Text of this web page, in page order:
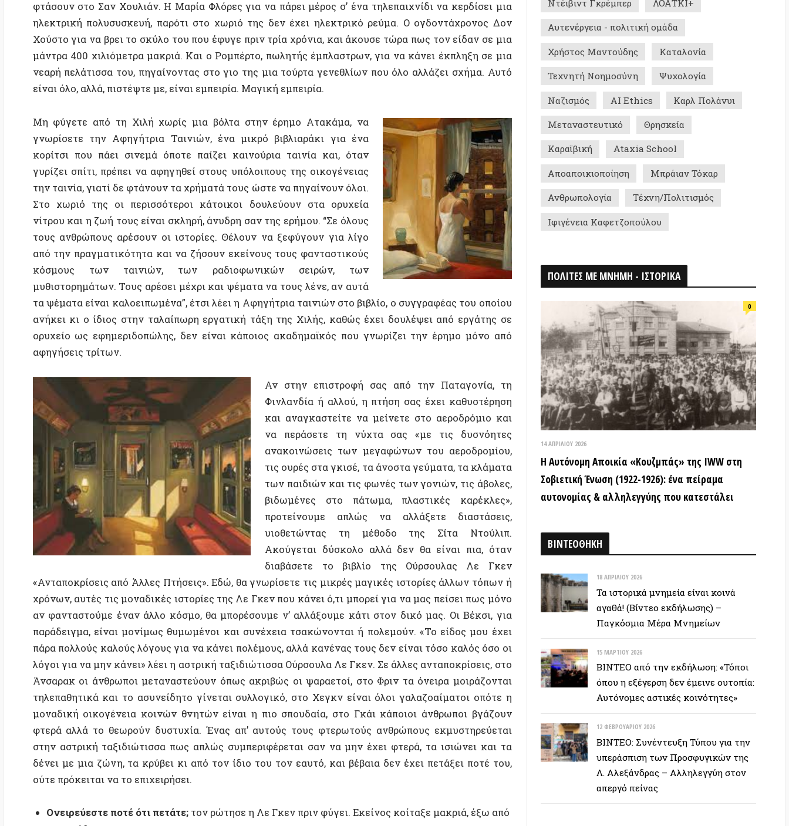
γνωρίσετε την Αφηγήτρια Ταινιών, ένα μικρό βιβλιαράκι για ένα
κορίτσι που πάει σινεμά όποτε παίζει καινούρια ταινία και, όταν
γυρίζει σπίτι, πρέπει να αφηγηθεί στους υπόλοιπους της οικογένειας
την ταινία, γιατί δε φτάνουν τα χρήματά τους ώστε να πηγαίνουν όλοι.
Στο χωριό της οι περισσότεροι κάτοικοι δουλεύουν στα ορυχεία
νίτρου και η ζωή τους είναι σκληρή, άνυδρη σαν της ερήμου. “Σε όλους
τους ανθρώπους αρέσουν οι ιστορίες. Θέλουν να ξεφύγουν για λίγο
κόσμους των ταινιών, των ραδιοφωνικών σειρών, των
μυθιστορημάτων. Τους αρέσει μέχρι και ψέματα να τους λένε, αν αυτά
τα ψέματα είναι καλοειπωμένα”, έτσι λέει η Αφηγήτρια ταινιών στο βιβλίο, ο συγγραφέας του οποίου
ανήκει κι ο ίδιος στην ταλαίπωρη εργατική τάξη της Χιλής, καθώς έχει δουλέψει από εργάτης σε
ορυχείο ως εφημεριδοπώλης, δεν είναι κάποιος ακαδημαϊκός που γνωρίζει την έρημο μόνο από
αφηγήσεις τρίτων.
Αν στην επιστροφή σας από την Παταγονία, τη
Φινλανδία ή αλλού, η πτήση σας έχει καθυστέρηση
και αναγκαστείτε να μείνετε στο αεροδρόμιο και
να περάσετε τη νύχτα σας «με τις δυσνόητες
ανακοινώσεις των μεγαφώνων του αεροδρομίου,
τις ουρές στα γκισέ, τα άνοστα γεύματα, τα κλάματα
των παιδιών και τις φωνές των γονιών, τις άβολες,
βιδωμένες στο πάτωμα, πλαστικές καρέκλες»,
Ακούγεται δύσκολο αλλά δεν θα είναι πια, όταν
διαβάσετε το βιβλίο της Ούρσουλας Λε Γκεν
«Ανταποκρίσεις από Άλλες Πτήσεις». Εδώ, θα γνωρίσετε τις μικρές μαγικές ιστορίες άλλων τόπων ή
χρόνων, αυτές τις μοναδικές ιστορίες της Λε Γκεν που κάνει ό,τι μπορεί για να μας πείσει πως μόνο
αν φανταστούμε έναν άλλο κόσμο, θα μπορέσουμε ν’ αλλάξουμε κάτι στον δικό μας. Οι Βέκσι, για
παράδειγμα, είναι μονίμως θυμωμένοι και συνέχεια τσακώνονται ή πολεμούν. «Το είδος μου έχει
πάρα πολλούς καλούς λόγους για να κάνει πολέμους, αλλά κανένας τους δεν είναι τόσο καλός όσο οι
λόγοι για να μην κάνει» λέει η αστρική ταξιδιώτισσα Ούρσουλα Λε Γκεν. Σε άλλες ανταποκρίσεις, στο
Άνσαρακ οι άνθρωποι μεταναστεύουν όπως ακριβώς οι ψαραετοί, στο Φριν τα όνειρα μοιράζονται
τηλεπαθητικά και το ασυνείδητο γίνεται συλλογικό, στο Χεγκν είναι όλοι γαλαζοαίματοι οπότε η
μοναδική οικογένεια κοινών θνητών είναι η πιο σπουδαία, στο Γκάι κάποιοι άνθρωποι βγάζουν
φτερά αλλά το θεωρούν δυστυχία. Ένας απ’ αυτούς τους φτερωτούς ανθρώπους εκμυστηρεύεται
στην αστρική ταξιδιώτισσα πως απλώς συμπεριφέρεται σαν να μην έχει φτερά, τα ισιώνει και τα
δένει με μια ζώνη, τα κρύβει κι από τον ίδιο του τον εαυτό, και βέβαια δεν έχει πετάξει ποτέ του,
ούτε πρόκειται να το επιχειρήσει.
Ονειρεύεστε ποτέ ότι πετάτε;τον ρώτησε η Λε Γκεν πριν φύγει. Εκείνος κοίταξε μακριά, έξω από
το παράθυρο.
Όλοι δεν το ονειρευόμαστε;είπε.
Καλές γιορτές, Καλή χρονιά.
Αναφορές
Ταινίες Φώτα στο Σούρουπο (2006), Το λιμάνι της Χάβρης
(2011), Πεσμένα φυλλα (2023) του Άκι Καουρσιμάκι
Βιβλίο «Αφηγήτρια ταινιών» τουΕρνάν Ριβέρα Λετελιέρ,
Αποαποικιοποίηση Μπράιαν Τόκαρ
Ανθρωπολογία Τέχνη/Πολιτισμός
Ιφιγένεια Καφετζοπούλου
ΠΟΛΙΤΕΣ ΜΕ ΜΝΗΜΗ - ΙΣΤΟΡΙΚΑ
0
Η Αυτόνομη Αποικία «Κουζμπάς» της IWW στη
Σοβιετική Ένωση (1922-1926): ένα πείραμα
αυτονομίας & αλληλεγγύης που κατεστάλει
ΒΙΝΤΕΟΘΗΚΗ
18 ΑΠΡΙΛΊΟΥ 2026
Τα ιστορικά μνημεία είναι κοινά
αγαθά! (Βίντεο εκδήλωσης) –
Παγκόσμια Μέρα Μνημείων
ΒΙΝΤΕΟ από την εκδήλωση: «Τόποι
όπου η εξέγερση δεν έμεινε ουτοπία:
12 ΦΕΒΡΟΥΑΡΊΟΥ 2026
ΒΙΝΤΕΟ: Συνέντευξη Τύπου για την
Λ. Αλεξάνδρας – Αλληλεγγύη στον
απεργό πείνας
ΣΥΝΕΝΤΕΥΞΕΙΣ
28 ΙΟΥΝΊΟΥ 2026
Colin Ward: Ο σπόρος κάτω απο το
χιόνι (Autonomedia, 2001)
15 ΙΟΥΝΊΟΥ 2026
Συνέντευξη Zygmunt Bauman: Η
ρευστή νεωτερικότητα
(Autonomedia, 2001)